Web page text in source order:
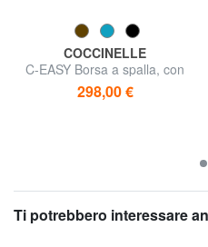
COCCINELLE
C-EASY Borsa a spalla, con
pochette
298,00 €
Ti potrebbero interessare